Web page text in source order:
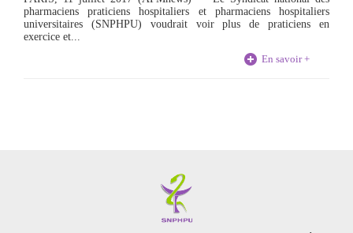
pharmaciens praticiens hospitaliers et pharmaciens hospitaliers
universitaires (SNPHPU) voudrait voir plus de praticiens en
exercice et...
En savoir +